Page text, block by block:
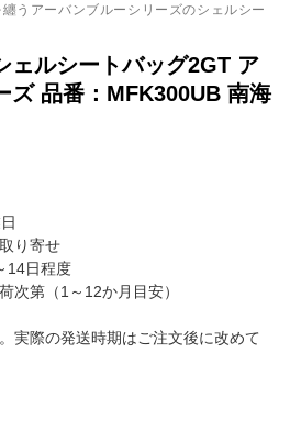
うアーバンブルーシリーズのシェルシー
ェルシートバッグ2GT ア
ズ 品番：MFK300UB 南海
り寄せ
14日程度
第（1～12か月目安）
実際の発送時期はご注文後に改めて